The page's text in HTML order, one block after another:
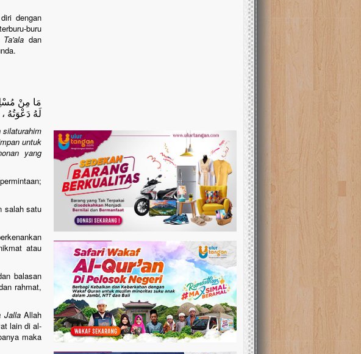
dengan
buru
dan
مَا مِنْ
لَهُ دَعْوَتُهُ
silaturahim
untuk
yang
salah satu
atau
balasan
rahmat,
JallaAllah
lain di al-
maka